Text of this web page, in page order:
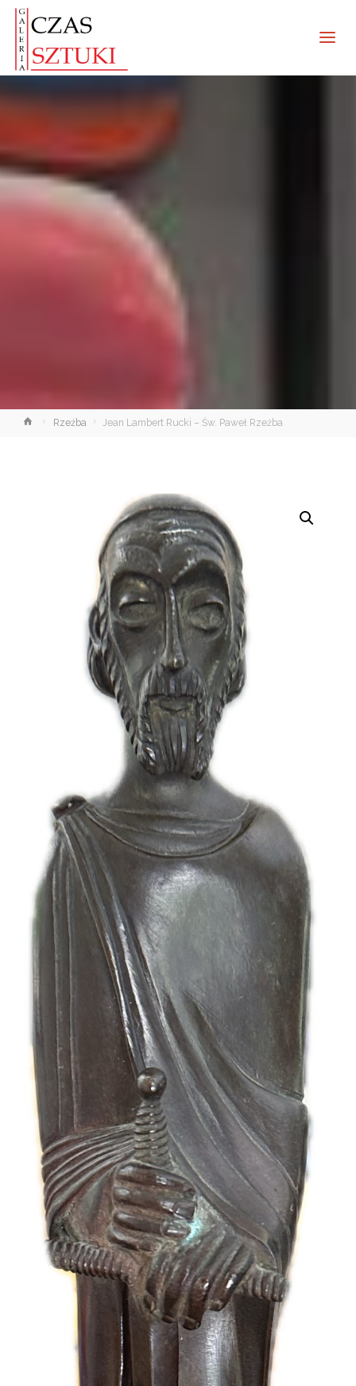
StronaRzeźba Jean Lambert Rucki – Św. Paweł Rzeźba